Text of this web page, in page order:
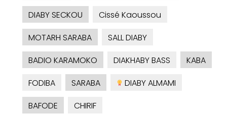
DIABY SECKOU
Cissé Kaoussou
MOTARH SARABA
SALL DIABY
BADIO KARAMOKO
DIAKHABY BASS
KABA
FODIBA
SARABA
DIABY ALMAMI
BAFODE
CHIRIF